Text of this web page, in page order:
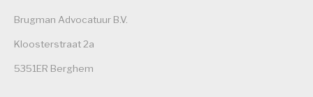
Brugman Advocatuur B.V.
Kloosterstraat 2a
5351ER Berghem